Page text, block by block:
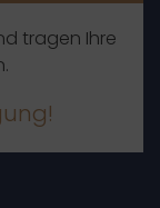
tragen Ihre